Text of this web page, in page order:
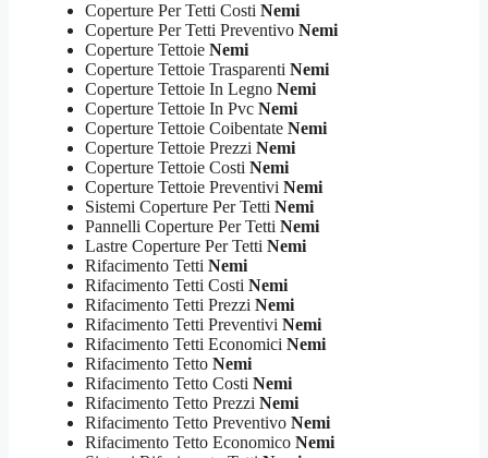
Coperture Per Tetti Costi Nemi
Coperture Per Tetti Preventivo Nemi
Coperture Tettoie Nemi
Coperture Tettoie Trasparenti Nemi
Coperture Tettoie In Legno Nemi
Coperture Tettoie In Pvc Nemi
Coperture Tettoie Coibentate Nemi
Coperture Tettoie Prezzi Nemi
Coperture Tettoie Costi Nemi
Coperture Tettoie Preventivi Nemi
Sistemi Coperture Per Tetti Nemi
Pannelli Coperture Per Tetti Nemi
Lastre Coperture Per Tetti Nemi
Rifacimento Tetti Nemi
Rifacimento Tetti Costi Nemi
Rifacimento Tetti Prezzi Nemi
Rifacimento Tetti Preventivi Nemi
Rifacimento Tetti Economici Nemi
Rifacimento Tetto Nemi
Rifacimento Tetto Costi Nemi
Rifacimento Tetto Prezzi Nemi
Rifacimento Tetto Preventivo Nemi
Rifacimento Tetto Economico Nemi